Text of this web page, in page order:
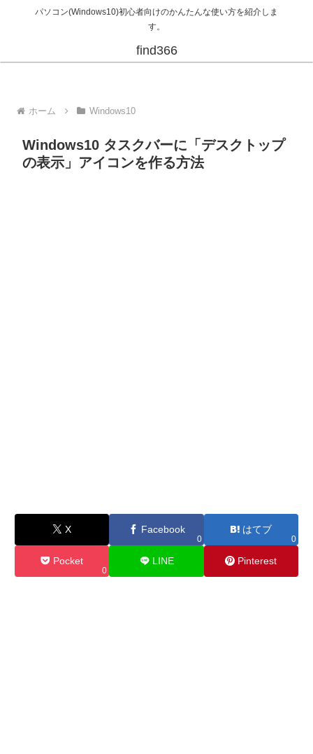
パソコン(Windows10)初心者向けのかんたんな使い方を紹介しま
す。
find366
ホーム Windows10
Windows10 タスクバーに「デスクトップ
の表示」アイコンを作る方法
X Facebook
0
はてブ
0
Pocket
0
LINE Pinterest